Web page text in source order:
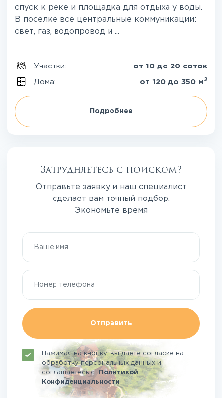
спуск к реке и площадка для отдыха у воды.
В поселке все центральные коммуникации:
свет, газ, водопровод и ...
Участки: от 10 до 20 соток
Дома: от 120 до 350 м 2
Подробнее
Затрудняетесь с поиском?
Отправьте заявку и наш специалист
сделает вам точный подбор.
Экономьте время
Отправить
Нажимая на кнопку, вы даете согласие на
обработку персональных данных и
соглашаетесьсПолитикой
Конфиденциальности